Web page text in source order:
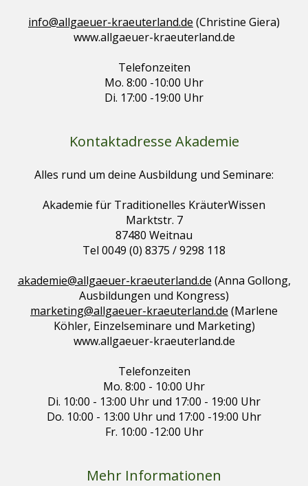
info@allgaeuer-kraeuterland.de (Christine Giera)
www.allgaeuer-kraeuterland.de
Telefonzeiten
Mo. 8:00 -10:00 Uhr
Di. 17:00 -19:00 Uhr
Kontaktadresse Akademie
Alles rund um deine Ausbildung und Seminare:
Akademie für Traditionelles KräuterWissen
Marktstr. 7
87480 Weitnau
Tel 0049 (0) 8375 / 9298 118
akademie@allgaeuer-kraeuterland.de (Anna Gollong,
Ausbildungen und Kongress)
marketing@allgaeuer-kraeuterland.de (Marlene
Köhler, Einzelseminare und Marketing)
www.allgaeuer-kraeuterland.de
Telefonzeiten
Mo. 8:00 - 10:00 Uhr
Di. 10:00 - 13:00 Uhr und 17:00 - 19:00 Uhr
Do. 10:00 - 13:00 Uhr und 17:00 -19:00 Uhr
Fr. 10:00 -12:00 Uhr
Mehr Informationen